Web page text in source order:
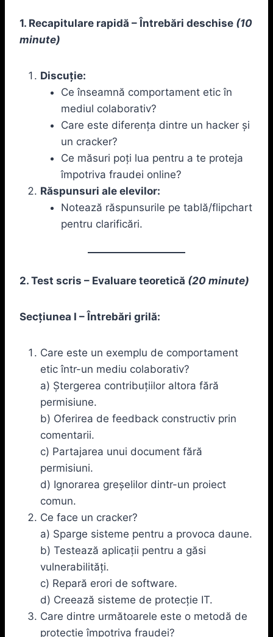
1. Recapitulare rapidă – Întrebări deschise (10
minute)
Discuție:
Ce înseamnă comportament etic în
mediul colaborativ?
Care este diferența dintre un hacker și
un cracker?
Ce măsuri poți lua pentru a te proteja
împotriva fraudei online?
Răspunsuri ale elevilor:
Notează răspunsurile pe tablă/flipchart
pentru clarificări.
2. Test scris – Evaluare teoretică (20 minute)
Secțiunea I – Întrebări grilă:
Care este un exemplu de comportament
etic într-un mediu colaborativ?
a) Ștergerea contribuțiilor altora fără
permisiune.
b) Oferirea de feedback constructiv prin
comentarii.
c) Partajarea unui document fără
permisiuni.
d) Ignorarea greșelilor dintr-un proiect
comun.
Ce face un cracker?
a) Sparge sisteme pentru a provoca daune.
b) Testează aplicații pentru a găsi
vulnerabilități.
c) Repară erori de software.
d) Creează sisteme de protecție IT.
Care dintre următoarele este o metodă de
protecție împotriva fraudei?